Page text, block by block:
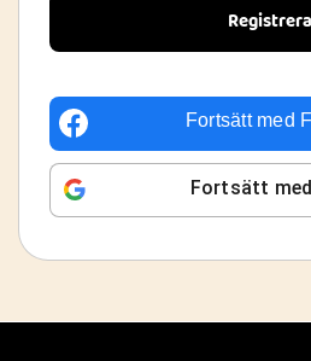
Registrera
Fortsätt med
Fortsätt med